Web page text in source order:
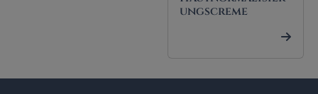
ungscreme